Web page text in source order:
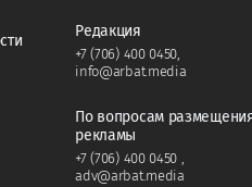
Редакция
+7 (706) 400 0450
info@arbat.media
По вопросам
рекламы
+7 (706) 400 0450
adv@arbat.media